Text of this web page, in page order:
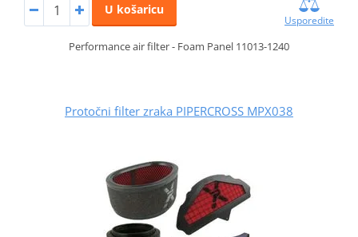
U košaricu
Usporedite
Performance air filter - Foam Panel 11013-1240
Protočni filter zraka PIPERCROSS MPX038